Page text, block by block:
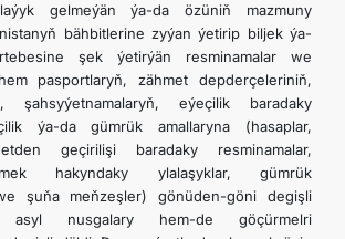
gelmeýän ýa-da özüniň mazmuny
bähbitlerine zyýan ýetirip biljek ýa-
şek ýetirýän resminamalar we
pasportlaryň, zähmet depderçeleriniň,
şahsyýetnamalaryň, eýeçilik baradaky
ýa-da gümrük amallaryna (hasaplar,
geçirilişi baradaky resminamalar,
hakyndaky ylalaşyklar, gümrük
şuňa meňzeşler) gönüden-göni degişli
asyl nusgalary hem-de göçürmelri